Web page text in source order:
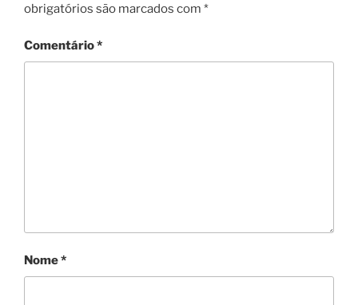
obrigatórios são marcados com *
Comentário*
Nome*